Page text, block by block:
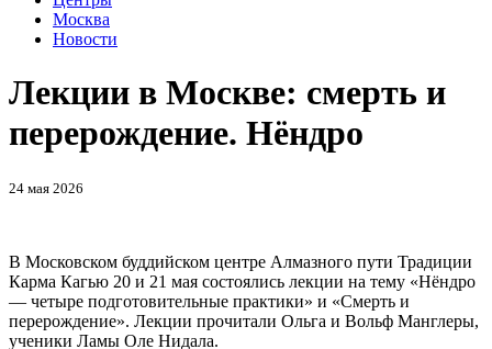
Москва
Новости
Лекции в Москве: смерть и
перерождение. Нёндро
24 мая 2026
В Московском буддийском центре Алмазного пути Традиции
Карма Кагью 20 и 21 мая состоялись лекции на тему «Нёндро
— четыре подготовительные практики» и «Смерть и
перерождение». Лекции прочитали Ольга и Вольф Манглеры,
ученики Ламы Оле Нидала.